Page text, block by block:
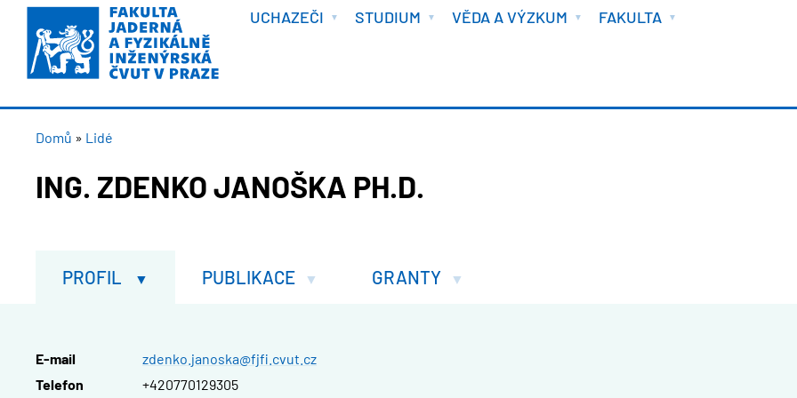
Přejít
hlavnímu
obsahu
VÍTEJTE
UCHAZEČI STUDIUM VĚDA A VÝZKUM FAKULTA
DROBEČKOVÁ
Domů Lidé
ING. ZDENKO JANOŠKA PH.D.
PROFIL PUBLIKACE GRANTY
E-mail
zdenko.janoska@fjfi.cvut.cz
Telefon
+420770129305